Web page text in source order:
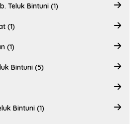
Teluk Bintuni (1)
(1)
(1)
Bintuni (5)
Bintuni (1)